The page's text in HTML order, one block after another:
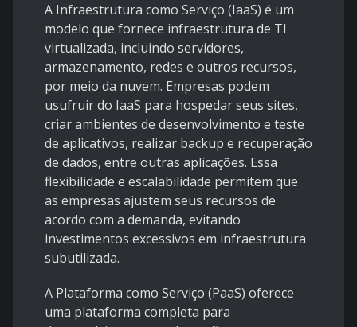
A Infraestrutura como Serviço (IaaS) é um
modelo que fornece infraestrutura de TI
virtualizada, incluindo servidores,
armazenamento, redes e outros recursos,
por meio da nuvem. Empresas podem
usufruir do IaaS para hospedar seus sites,
criar ambientes de desenvolvimento e teste
de aplicativos, realizar backup e recuperação
de dados, entre outras aplicações. Essa
flexibilidade e escalabilidade permitem que
as empresas ajustem seus recursos de
acordo com a demanda, evitando
investimentos excessivos em infraestrutura
subutilizada.
A Plataforma como Serviço (PaaS) oferece
uma plataforma completa para